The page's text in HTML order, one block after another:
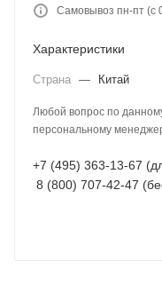
Самовывоз пн-пт (с
Характеристики
Страна — Китай
Любой вопрос по
персональному
+7 (495) 363-13-67
8 (800) 707-42-47